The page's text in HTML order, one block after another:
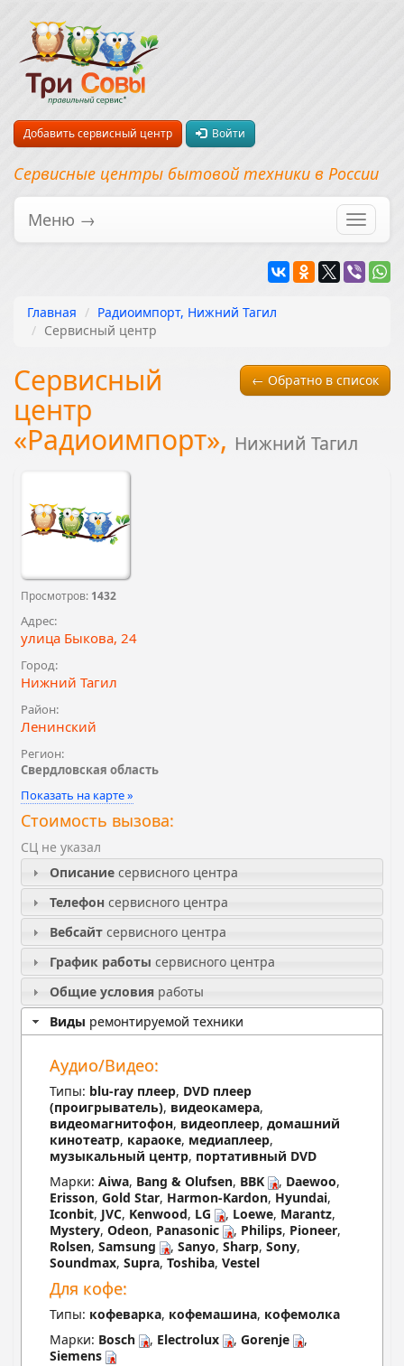
Добавить сервисный центр Войти
Сервисные центры бытовой техники в России
Меню →
Главная
Радиоимпорт, Нижний Тагил
Сервисный центр
← Обратно в список
Сервисный
центр
«Радиоимпорт», Нижний Тагил
Просмотров: 1432
Адрес:
улица Быкова, 24
Город:
Нижний Тагил
Район:
Ленинский
Регион:
Свердловская область
Показать на карте »
Стоимость вызова:
СЦ не указал
Описаниесервисного центра
Телефонсервисного центра
Вебсайтсервисного центра
График работы сервисного центра
Общие условияработы
Виды ремонтируемой техники
Аудио/Видео:
Типы: blu-ray плеер, DVD плеер
(проигрыватель), видеокамера,
видеомагнитофон, видеоплеер, домашний
кинотеатр, караоке, медиаплеер,
музыкальный центр, портативный DVD
Марки: Aiwa, Bang & Olufsen, BBK , Daewoo,
Erisson, Gold Star, Harmon-Kardon, Hyundai,
Iconbit, JVC, Kenwood, LG , Loewe, Marantz,
Mystery, Odeon, Panasonic , Philips, Pioneer,
Rolsen, Samsung , Sanyo, Sharp, Sony,
Soundmax, Supra, Toshiba, Vestel
Для кофе:
Типы: кофеварка, кофемашина, кофемолка
Марки: Bosch , Electrolux , Gorenje
,
Siemens